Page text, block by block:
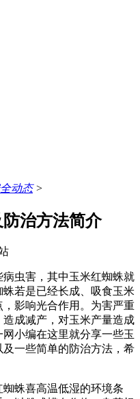
动态>
治方法简介
虫害，其中玉米红蜘蛛就
若是已经长成、吸食玉米
影响光合作用。为害严重
成减产，对玉米产量造成
小编在这里就分享一些玉
一些简单的防治方法，希
蛛喜高温低湿的环境条